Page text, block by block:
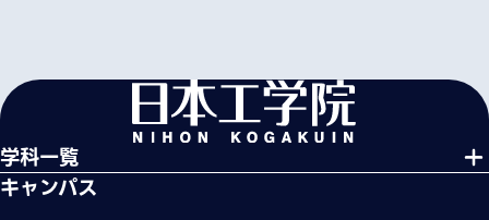
学科一覧
キャンパス